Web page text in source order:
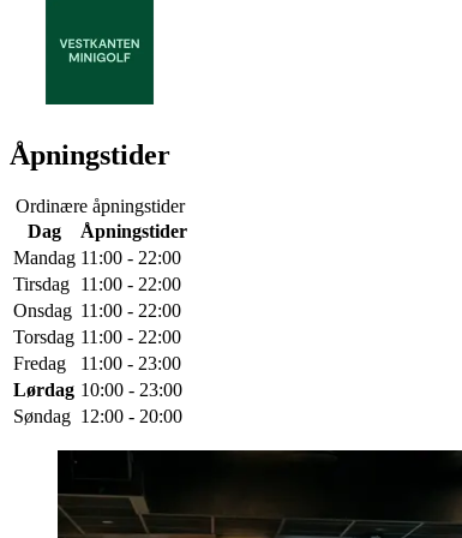
Åpningstider
Ordinære åpningstider
Dag
Åpningstider
Mandag 11:00 - 22:00
Tirsdag 11:00 - 22:00
Onsdag 11:00 - 22:00
Torsdag 11:00 - 22:00
Fredag
11:00 - 23:00
Lørdag 10:00 - 23:00
Søndag 12:00 - 20:00